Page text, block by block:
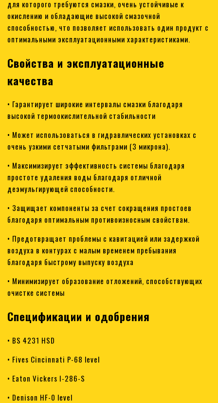
для которого требуются смазки, очень устойчивые к
окислению и обладающие высокой смазочной
способностью, что позволяет использовать один продукт с
оптимальными эксплуатационными характеристиками.
Свойства и эксплуатационные
качества
• Гарантирует широкие интервалы смазки благодаря
высокой термоокислительной стабильности
• Может использоваться в гидравлических установках с
очень узкими сетчатыми фильтрами (3 микрона).
• Максимизирует эффективность системы благодаря
простоте удаления воды благодаря отличной
деэмульгирующей способности.
• Защищает компоненты за счет сокращения простоев
благодаря оптимальным противоизносным свойствам.
• Предотвращает проблемы с кавитацией или задержкой
воздуха в контурах с малым временем пребывания
благодаря быстрому выпуску воздуха
• Минимизирует образование отложений, способствующих
очистке системы
Спецификации и одобрения
• BS 4231 HSD
• Fives Cincinnati P-68 level
• Eaton Vickers I-286-S
• Denison HF-0 level